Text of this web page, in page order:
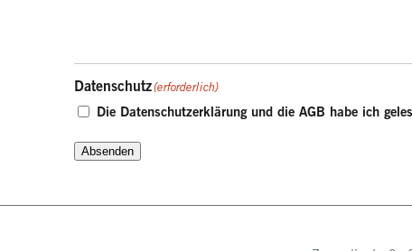
Datenschutz(erforderlich)
Die Datenschutzerklärungund die AGB habe ich
Absenden